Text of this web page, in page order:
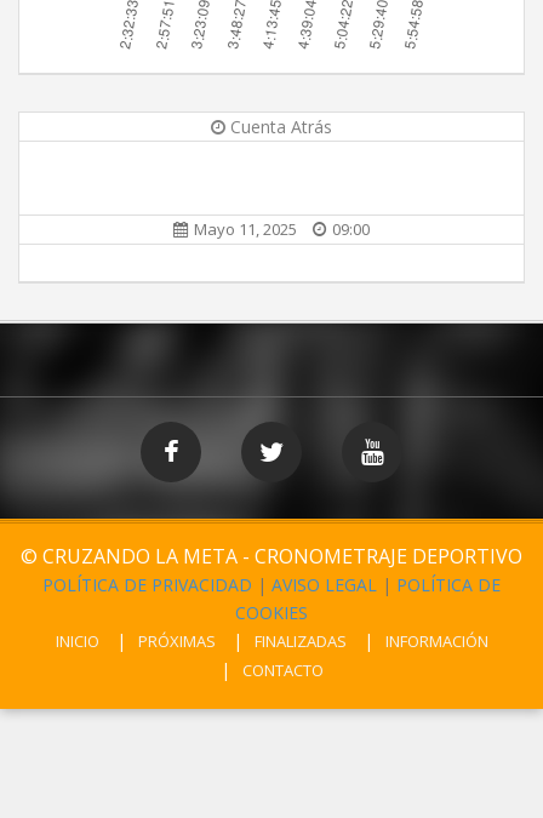
Cuenta Atrás
Mayo 11, 2025 09:00
© CRUZANDO LA META - CRONOMETRAJE DEPORTIVO
POLÍTICA DE PRIVACIDAD | AVISO LEGAL | POLÍTICA DE
COOKIES
INICIO PRÓXIMAS FINALIZADAS
INFORMACIÓN
CONTACTO